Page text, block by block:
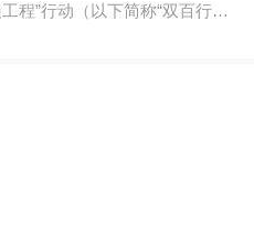
程”行动（以下简称“双百行